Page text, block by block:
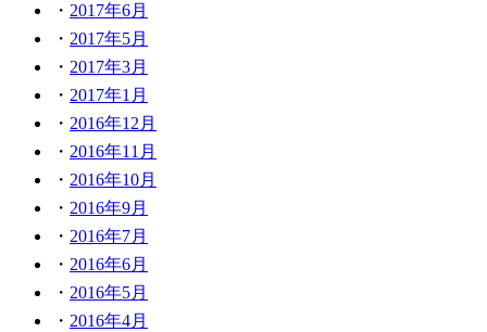
2017年6月
2017年5月
2017年3月
2017年1月
2016年12月
2016年11月
2016年10月
2016年9月
2016年7月
2016年6月
2016年5月
2016年4月